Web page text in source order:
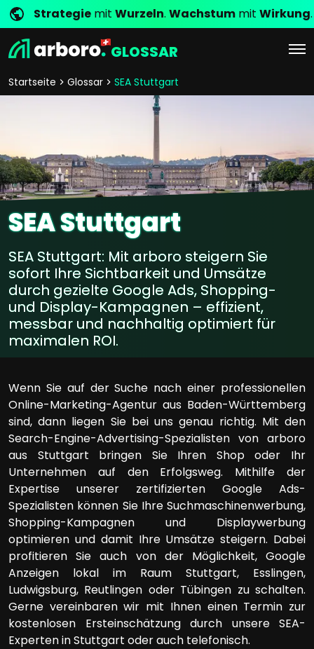
Strategie mit Wurzeln. Wachstum mit Wirkung.
GLOSSAR
Startseite Glossar SEA Stuttgart
SEA Stuttgart
SEA Stuttgart: Mit arboro steigern Sie
sofort Ihre Sichtbarkeit und Umsätze
durch gezielte Google Ads, Shopping-
und Display-Kampagnen – effizient,
messbar und nachhaltig optimiert für
maximalen ROI.
Wenn Sie auf der Suche nach einer professionellen
Online-Marketing-Agentur aus Baden-Württemberg
sind, dann liegen Sie bei uns genau richtig. Mit den
Search-Engine-Advertising-Spezialisten von arboro
aus Stuttgart bringen Sie Ihren Shop oder Ihr
Unternehmen auf den Erfolgsweg. Mithilfe der
Expertise unserer zertifizierten Google Ads-
Spezialisten können Sie Ihre Suchmaschinenwerbung,
Shopping-Kampagnen und Displaywerbung
optimieren und damit Ihre Umsätze steigern. Dabei
profitieren Sie auch von der Möglichkeit, Google
Anzeigen lokal im Raum Stuttgart, Esslingen,
Ludwigsburg, Reutlingen oder Tübingen zu schalten.
Gerne vereinbaren wir mit Ihnen einen Termin zur
kostenlosen Ersteinschätzung durch unsere SEA-
Experten in Stuttgart oder auch telefonisch.